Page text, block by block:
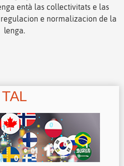
entà las collectivitats e las
e normalizacion de la
lenga.
TAL